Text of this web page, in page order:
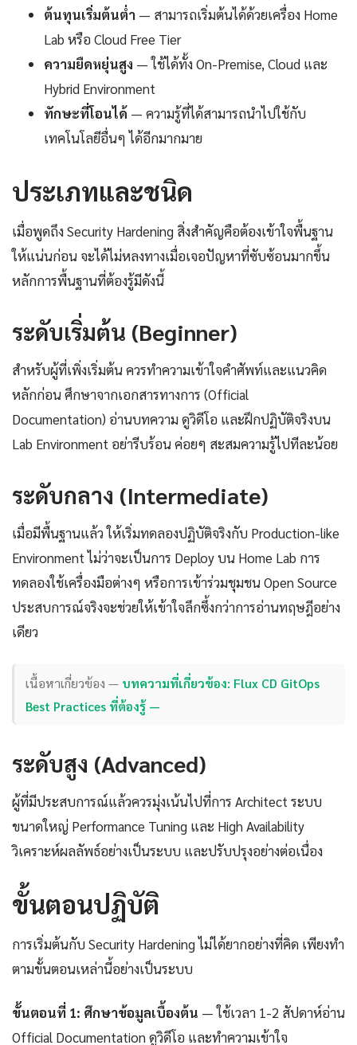
ต้นทุนเริ่มต้นต่ำ — สามารถเริ่มต้นได้ด้วยเครื่อง Home
Lab หรือ Cloud Free Tier
ความยืดหยุ่นสูง — ใช้ได้ทั้ง On-Premise, Cloud และ
Hybrid Environment
ทักษะที่โอนได้ — ความรู้ที่ได้สามารถนำไปใช้กับ
เทคโนโลยีอื่นๆ ได้อีกมากมาย
ประเภทและชนิด
เมื่อพูดถึง Security Hardening สิ่งสำคัญคือต้องเข้าใจพื้นฐาน
ให้แน่นก่อน จะได้ไม่หลงทางเมื่อเจอปัญหาที่ซับซ้อนมากขึ้น
หลักการพื้นฐานที่ต้องรู้มีดังนี้
ระดับเริ่มต้น (Beginner)
สำหรับผู้ที่เพิ่งเริ่มต้น ควรทำความเข้าใจคำศัพท์และแนวคิด
หลักก่อน ศึกษาจากเอกสารทางการ (Official
Documentation) อ่านบทความ ดูวิดีโอ และฝึกปฏิบัติจริงบน
Lab Environment อย่ารีบร้อน ค่อยๆ สะสมความรู้ไปทีละน้อย
ระดับกลาง (Intermediate)
เมื่อมีพื้นฐานแล้ว ให้เริ่มทดลองปฏิบัติจริงกับ Production-like
Environment ไม่ว่าจะเป็นการ Deploy บน Home Lab การ
ทดลองใช้เครื่องมือต่างๆ หรือการเข้าร่วมชุมชน Open Source
ประสบการณ์จริงจะช่วยให้เข้าใจลึกซึ้งกว่าการอ่านทฤษฎีอย่าง
เดียว
เนื้อหาเกี่ยวข้อง — บทความที่เกี่ยวข้อง: Flux CD GitOps
Best Practices ที่ต้องรู้ —
ระดับสูง (Advanced)
ผู้ที่มีประสบการณ์แล้วควรมุ่งเน้นไปที่การ Architect ระบบ
ขนาดใหญ่ Performance Tuning และ High Availability
วิเคราะห์ผลลัพธ์อย่างเป็นระบบ และปรับปรุงอย่างต่อเนื่อง
ขั้นตอนปฏิบัติ
การเริ่มต้นกับ Security Hardening ไม่ได้ยากอย่างที่คิด เพียงทำ
ตามขั้นตอนเหล่านี้อย่างเป็นระบบ
ขั้นตอนที่ 1: ศึกษาข้อมูลเบื้องต้น — ใช้เวลา 1-2 สัปดาห์อ่าน
Official Documentation ดูวิดีโอ และทำความเข้าใจ